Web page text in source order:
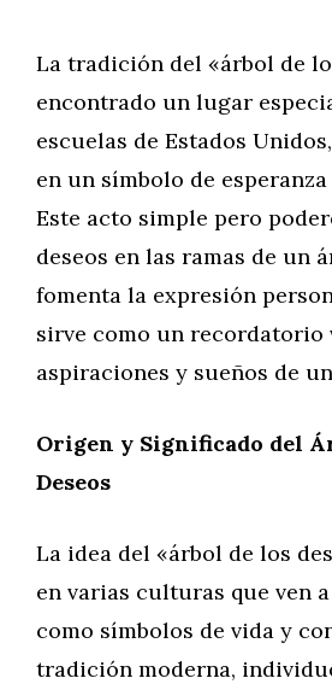
La tradición del «árbol de
encontrado un lugar
escuelas de Estados
en un símbolo de
Este acto simple pero
deseos en las ramas de un
fomenta la expresión
sirve como un recordatorio
aspiraciones y sueños de
Origen y Significado del
Deseos
La idea del «árbol de los
en varias culturas que ven
como símbolos de vida y
tradición moderna,